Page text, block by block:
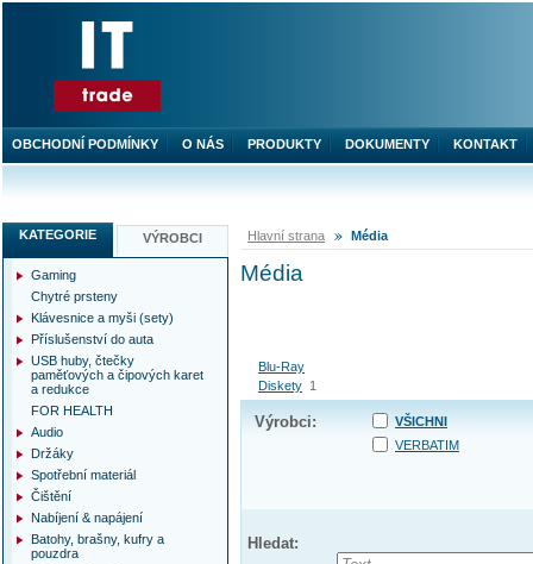
Hlavní strana Média
Média
Blu-Ray
Diskety 1
Výrobci:
VŠICHNI
VERBATIM
Hledat:
KATEGORIE VÝROBCI
Gaming
Chytré prsteny
Klávesnice a myši (sety)
Příslušenství do auta
USB huby, čtečky
paměťových a čipových karet
a redukce
FOR HEALTH
Audio
Držáky
Spotřební materiál
Čištění
Nabíjení & napájení
Batohy, brašny, kufry a
pouzdra
OBCHODNÍ PODMÍNKY O NÁS PRODUKTY DOKUMENTY KONTAKT